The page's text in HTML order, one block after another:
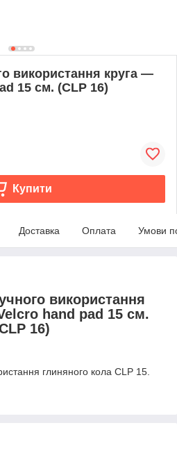
використання круга —
15 см. (CLP 16)
Купити
Доставка Оплата Умови
використання
hand pad 15 см.
16)
глиняного кола CLP 15.